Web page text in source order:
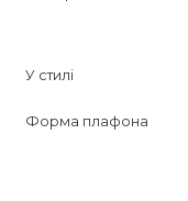
кольори і
використана.
роблячи його
успішного
У стилі
Форма плафона